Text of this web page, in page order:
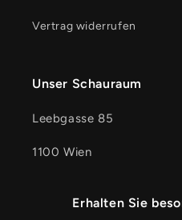
Vertrag widerrufen
Unser Schauraum
Leebgasse 85
1100 Wien
Erhalten Sie